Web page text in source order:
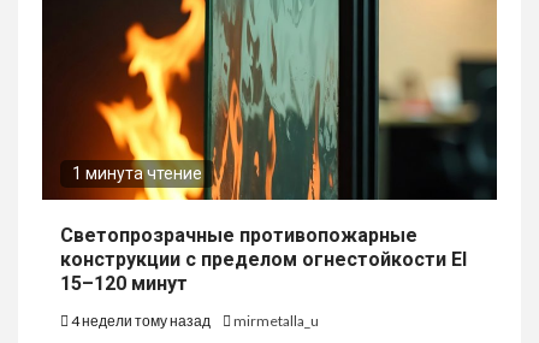
1 минута чтение
Светопрозрачные противопожарные
конструкции с пределом огнестойкости EI
15–120 минут
4 недели тому назад mirmetalla_u